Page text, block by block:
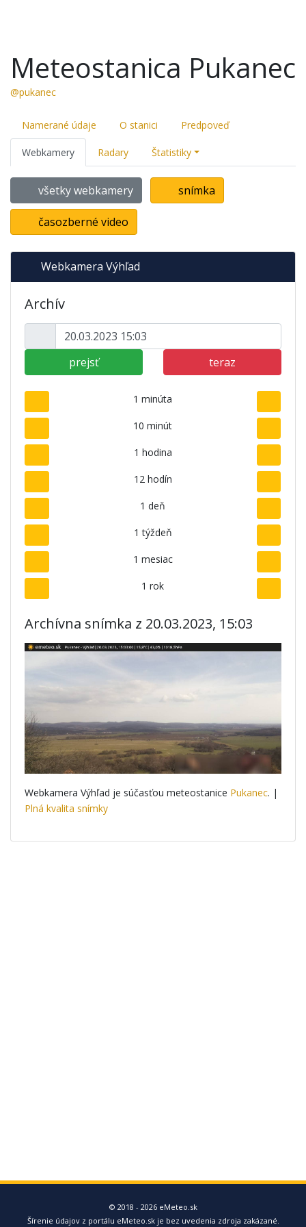
Meteostanica Pukanec
@pukanec
Namerané údaje O stanici Predpoveď
Webkamery Radary Štatistiky
všetky webkamery snímka
časozberné video
Webkamera Výhľad
Archív
prejsť teraz
1 minúta
10 minút
1 hodina
12 hodín
1 deň
1 týždeň
1 mesiac
1 rok
Archívna snímka z 20.03.2023, 15:03
Webkamera Výhľad je súčasťou meteostanice Pukanec. |
Plná kvalita snímky
© 2018 - 2026 eMeteo.sk
Šírenie údajov z portálu eMeteo.sk je bez uvedenia zdroja zakázané.